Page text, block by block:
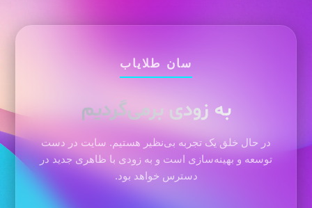
سان طلایاب
به زودی برمی‌گردیم
در حال خلق یک تجربه بی‌نظیر هستیم. سایت در دست
توسعه و بهینه‌سازی است و به زودی با ظاهری جدید در
دسترس خواهد بود.